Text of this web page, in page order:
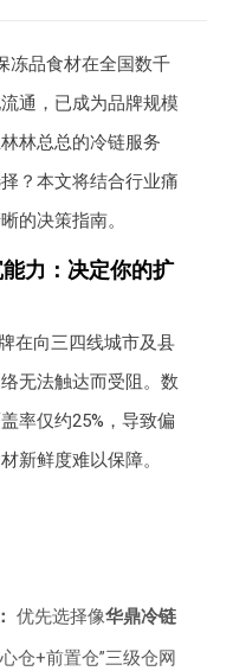
冻品食材在全国数千
通，已成为品牌规模
林总总的冷链服务
？本文将结合行业痛
的决策指南。
力：决定你的扩
在向三四线城市及县
无法触达而受阻。数
率仅约25%，导致偏
新鲜度难以保障。
优先选择像华鼎冷链
仓+前置仓”三级仓网